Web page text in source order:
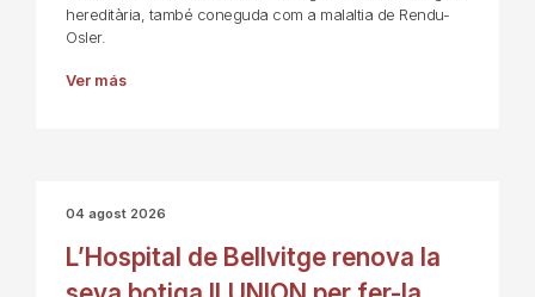
hereditària, també coneguda com a malaltia de Rendu-
Osler.
Ver más
04 agost 2026
L’Hospital de Bellvitge renova la